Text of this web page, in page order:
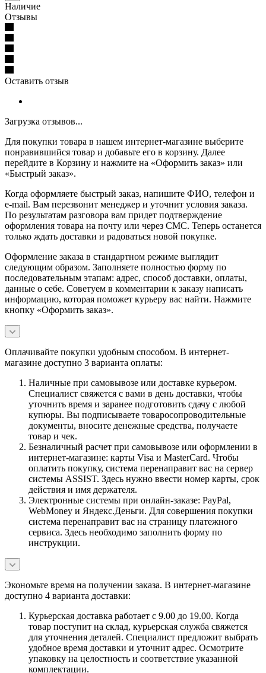
Наличие
Отзывы
Оставить отзыв
Загрузка отзывов...
Для покупки товара в нашем интернет-магазине выберите
понравившийся товар и добавьте его в корзину. Далее
перейдите в Корзину и нажмите на «Оформить заказ» или
«Быстрый заказ».
Когда оформляете быстрый заказ, напишите ФИО, телефон и
e-mail. Вам перезвонит менеджер и уточнит условия заказа.
По результатам разговора вам придет подтверждение
оформления товара на почту или через СМС. Теперь останется
только ждать доставки и радоваться новой покупке.
Оформление заказа в стандартном режиме выглядит
следующим образом. Заполняете полностью форму по
последовательным этапам: адрес, способ доставки, оплаты,
данные о себе. Советуем в комментарии к заказу написать
информацию, которая поможет курьеру вас найти. Нажмите
кнопку «Оформить заказ».
Оплачивайте покупки удобным способом. В интернет-
магазине доступно 3 варианта оплаты:
Наличные при самовывозе или доставке курьером.
Специалист свяжется с вами в день доставки, чтобы
уточнить время и заранее подготовить сдачу с любой
купюры. Вы подписываете товаросопроводительные
документы, вносите денежные средства, получаете
товар и чек.
Безналичный расчет при самовывозе или оформлении в
интернет-магазине: карты Visa и MasterCard. Чтобы
оплатить покупку, система перенаправит вас на сервер
системы ASSIST. Здесь нужно ввести номер карты, срок
действия и имя держателя.
Электронные системы при онлайн-заказе: PayPal,
WebMoney и Яндекс.Деньги. Для совершения покупки
система перенаправит вас на страницу платежного
сервиса. Здесь необходимо заполнить форму по
инструкции.
Экономьте время на получении заказа. В интернет-магазине
доступно 4 варианта доставки:
Курьерская доставка работает с 9.00 до 19.00. Когда
товар поступит на склад, курьерская служба свяжется
для уточнения деталей. Специалист предложит выбрать
удобное время доставки и уточнит адрес. Осмотрите
упаковку на целостность и соответствие указанной
комплектации.